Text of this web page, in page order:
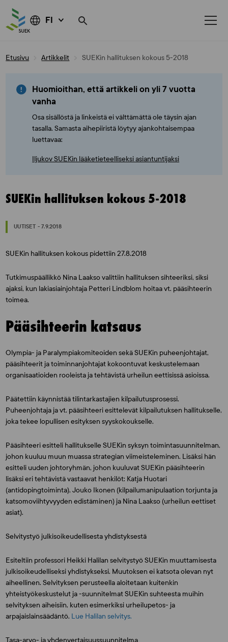
FI
Etusivu Artikkelit SUEKin hallituksen kokous 5-2018
Huomioithan, että artikkeli on yli 7 vuotta
vanha
Osa sisällöstä ja linkeistä ei välttämättä ole täysin ajan
tasalla. Samasta aihepiiristä löytyy ajankohtaisempaa
luettavaa:
Iljukov SUEKin lääketieteelliseksi asiantuntijaksi
SUEKin hallituksen kokous 5-2018
UUTISET - 7.9.2018
SUEKin hallituksen kokous pidettiin 27.8.2018
Tutkimuspäällikkö Nina Laaksovalittiin hallituksen sihteeriksi, siksi
ajaksi, kun lakiasiainjohtaja Petteri Lindblom hoitaa vt. pääsihteerin
toimea.
Pääsihteerin katsaus
Olympia- ja Paralympiakomiteoiden sekä SUEKin puheenjohtajat,
pääsihteerit ja toiminnanjohtajat kokoontuvat keskustelemaan
organisaatioiden rooleista ja tehtävistä urheilun eettisissä asioissa.
Päätettiin käynnistää tilintarkastajien kilpailutusprosessi.
Puheenjohtaja ja vt. pääsihteeri esittelevät kilpailutuksen hallitukselle,
joka tekee lopullisen esityksen syyskokoukselle.
Pääsihteeri esitteli hallitukselle SUEKin syksyn toimintasuunnitelman,
johon kuuluu muun muassa strategian viimeisteleminen. Lisäksi hän
esitteli uuden johtoryhmän, johon kuuluvat SUEKin pääsihteerin
lisäksi eri tehtävistä vastaavat henkilöt: Katja Huotari
(antidopingtoiminta),Jouko Ikonen (kilpailumanipulaation torjunta ja
katsomoviihtyvyyden edistäminen) ja Nina Laakso (urheilun eettiset
asiat).
Selvitystyö julkisoikeudellisesta yhdistyksestä
Esiteltiin professori Heikki Halilan selvitystyö SUEKin muuttamisesta
julkisoikeudelliseksi yhdistykseksi. Muutoksen ei katsota olevan nyt
aiheellinen. Selvityksen perusteella aloitetaan kuitenkin
yhteistyökeskustelut ja -suunnitelmat SUEKin suhteesta muihin
selvityksen aiheisiin, kuten esimerkiksi urheilupetos- ja
arpajaislainsäädäntö. Lue Halilan selvitys.
Tasa-arvo- ja yhdenvertaisuussuunnitelma